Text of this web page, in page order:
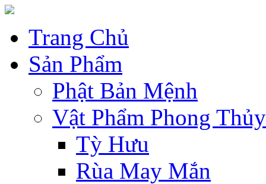
Trang Chủ
Sản Phẩm
Phật Bản Mệnh
Vật Phẩm Phong Thủy
Tỳ Hưu
Rùa May Mắn